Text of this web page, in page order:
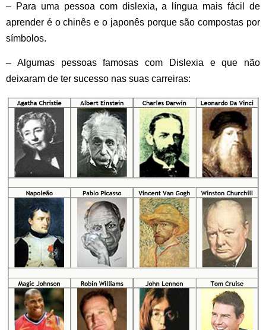
– Para uma pessoa com dislexia, a língua mais fácil de
aprender é ochinês e o japonêsporque são compostas por
símbolos.
– Algumas pessoas famosas com Dislexia e que não
deixaram de ter sucesso nas suas carreiras: